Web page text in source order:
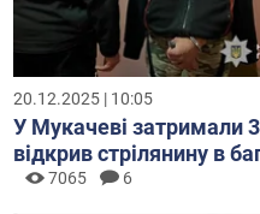
20.12.2025 | 10:05
У Мукачеві затримали
відкрив стрілянину в
7065 6